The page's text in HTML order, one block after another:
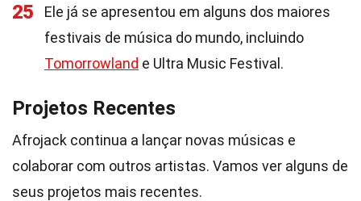
25
Ele já se apresentou em alguns dos maiores
festivais de música do mundo, incluindo
Tomorrowland e Ultra Music Festival.
Projetos Recentes
Afrojack continua a lançar novas músicas e
colaborar com outros artistas. Vamos ver alguns de
seus projetos mais recentes.